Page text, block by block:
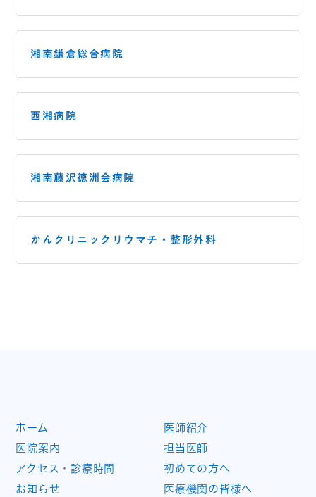
湘南鎌倉総合病院
西湘病院
湘南藤沢徳洲会病院
かんクリニックリウマチ・ 整形外科
ホーム
医師紹介
医院案内
担当医師
アクセス・診療時間
初めての方へ
お知らせ
医療機関の皆様へ